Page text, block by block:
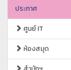
ประกาศ
ศูนย์ IT
ห้องสมุด